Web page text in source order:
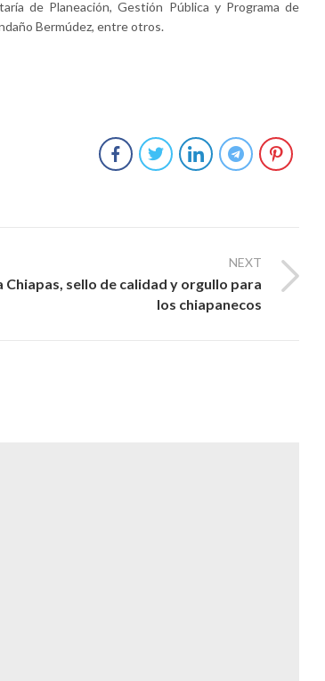
de Planeación, Gestión Pública y Programa de
Bermúdez, entre otros.
NEXT
Chiapas, sello de calidad y orgullo para
los chiapanecos